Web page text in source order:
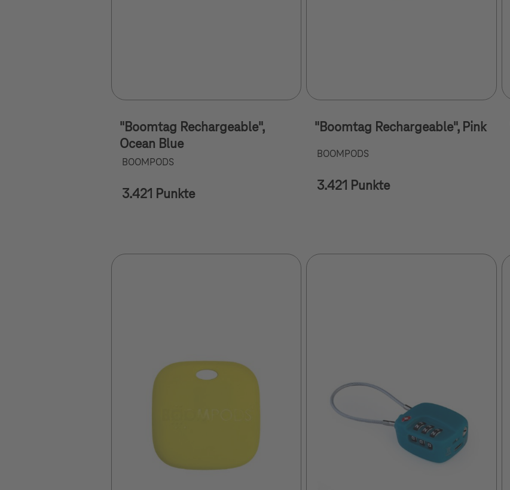
"Boomtag Rechargeable",
Ocean Blue
BOOMPODS
3.421 Punkte
"Boomtag Rechargeable", Pink
BOOMPODS
3.421 Punkte